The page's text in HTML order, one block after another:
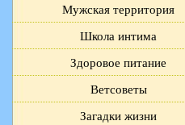
Мужская территория
Школа интима
Здоровое питание
Ветсоветы
Загадки жизни